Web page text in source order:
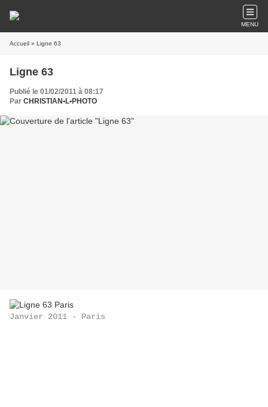
MENU
Accueil » Ligne 63
Ligne 63
Publié le 01/02/2011 à 08:17
Par CHRISTIAN•L•PHOTO
Janvier 2011 - Paris